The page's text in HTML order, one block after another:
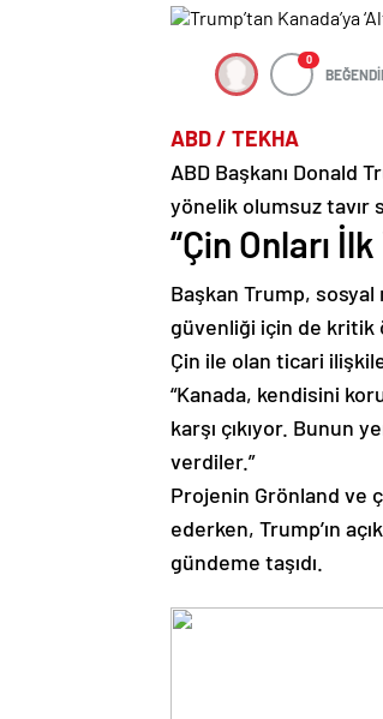
0
ABD / TEKHA
ABD Başkanı Donald
yönelik olumsuz
“Çin Onları
Başkan Trump, sosyal
güvenliği için de kritik
Çin ile olan ticari
“Kanada, kendisini
karşı çıkıyor. Bunun
verdiler.”
Projenin Grönland ve
ederken, Trump’ın
gündeme taşıdı.